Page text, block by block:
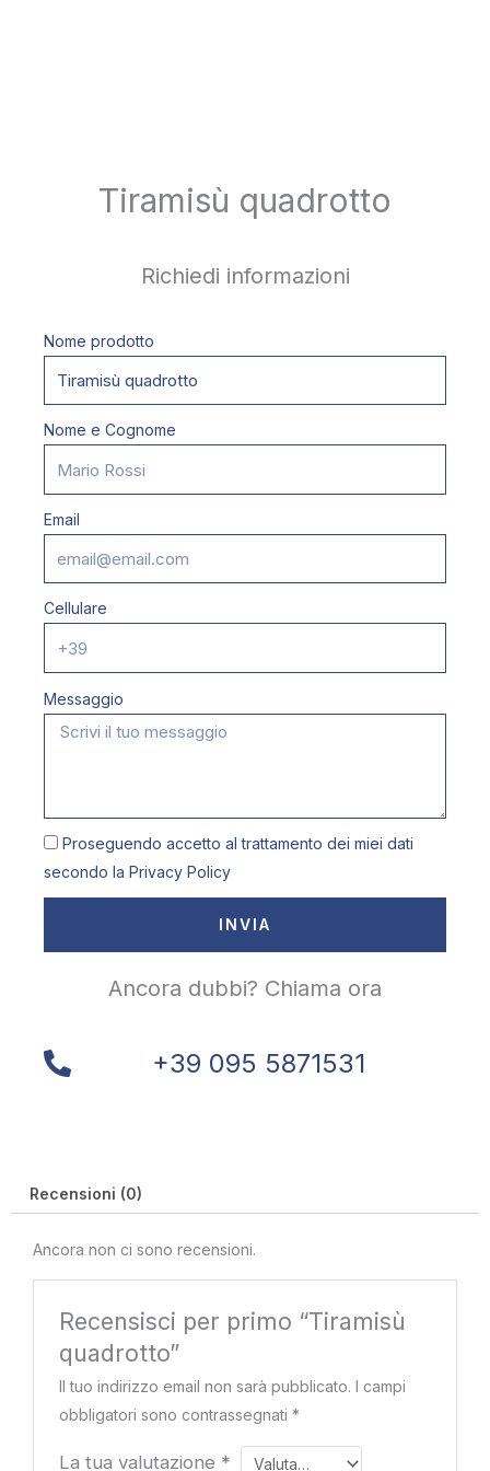
Tiramisù quadrotto
Richiedi informazioni
Nome prodotto
Nome e Cognome
Email
Cellulare
Messaggio
Proseguendo accetto al trattamento dei miei dati
secondo la Privacy Policy
INVIA
Ancora dubbi? Chiama ora
+39 095 5871531
Recensioni (0)
Ancora non ci sono recensioni.
Recensisci per primo “Tiramisù
quadrotto”
Il tuo indirizzo email non sarà pubblicato. I campi
obbligatori sono contrassegnati*
La tua valutazione *